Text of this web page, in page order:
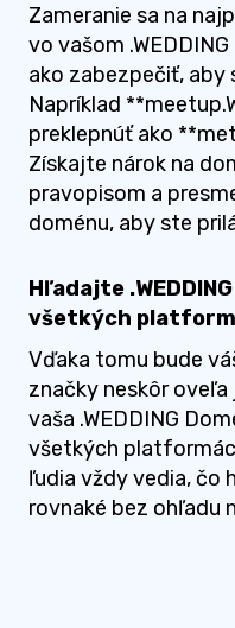
Zameranie sa na
vo vašom
ako zabezpečiť,
Napríklad
preklepnúť ako
Získajte nárok na
pravopisom a
doménu, aby ste
Hľadajte
všetkých
Vďaka tomu bude
značky neskôr
vaša .WEDDING
všetkých
ľudia vždy vedia, čo
rovnaké bez ohľadu